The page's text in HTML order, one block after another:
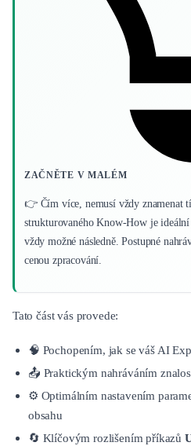
ZAČNĚTE V MALÉM
👉 Čím více, nemusí vždy znamenat
strukturovaného Know-How je
vždy možné následně. Postupné
cenou zpracování.
Tato část vás provede:
🧠 Pochopením, jak se váš AI
📤 Praktickým nahráváním
⚙️ Optimálním nastavením
obsahu
🔄 Klíčovým rozlišením příkazů